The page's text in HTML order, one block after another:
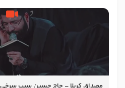
مصداق کربلا – حاج حسین سیب سرخی